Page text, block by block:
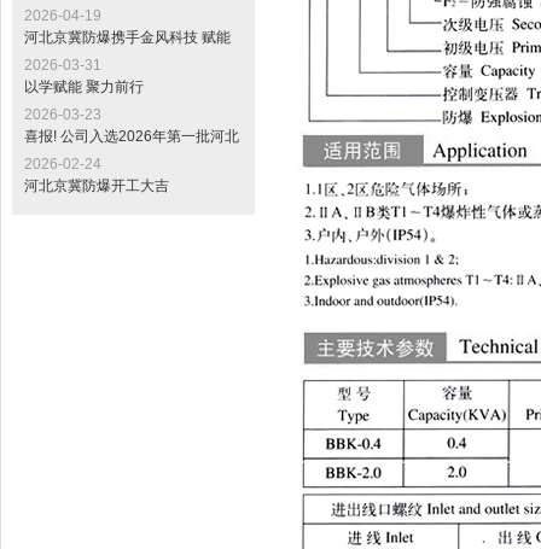
发电项目电缆桥架交付，助力山东
“十四五” 重点工程建设
2026-04-19
河北京冀防爆携手金风科技 赋能
全球最大绿色甲醇项目标杆工程
2026-03-31
以学赋能 聚力前行
2026-03-23
喜报! 公司入选2026年第一批河北
省专精特新中小企业公示名单
2026-02-24
河北京冀防爆开工大吉